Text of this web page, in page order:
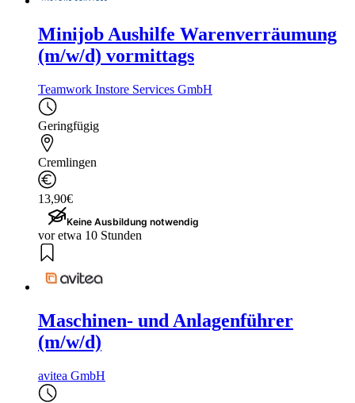
Minijob Aushilfe Warenverräumung
(m/w/d) vormittags
Teamwork Instore Services GmbH
Geringfügig
Cremlingen
13,90€
Keine Ausbildung notwendig
vor etwa 10 Stunden
Maschinen- und Anlagenführer
(m/w/d)
avitea GmbH